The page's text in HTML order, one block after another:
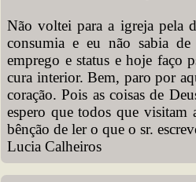
Não voltei para a igreja pela
consumia e eu não sabia
emprego e status e hoje faço
cura interior. Bem, paro por
coração. Pois as coisas de
espero que todos que visitam
bênção de ler o que o sr.
Lucia Calheiros